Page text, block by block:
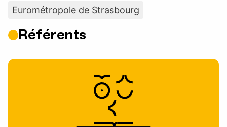
Eurométropole de Strasbourg
Référents